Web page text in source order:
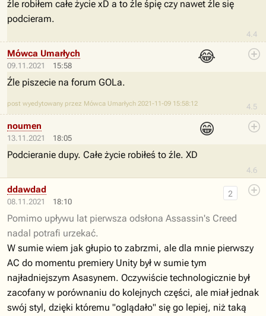
4.4
źle robiłem całe życie xD a to źle śpię czy nawet źle się
podcieram.
09.11.2021 15:58
😂
4.5
Mówca Umarłych
Źle piszecie na forum GOLa.
post wyedytowany przez Mówca Umarłych 2021-11-09 15:58:12
13.11.2021 18:05
😁
4.6
noumen
Podcieranie dupy. Całe życie robiłeś to źle. XD
08.11.2021 18:10
2
ddawdad
Pomimo upływu lat pierwsza odsłona Assassin's Creed
nadal potrafi urzekać.
W sumie wiem jak głupio to zabrzmi, ale dla mnie pierwszy
AC do momentu premiery Unity był w sumie tym
najładniejszym Asasynem. Oczywiście technologicznie był
zacofany w porównaniu do kolejnych części, ale miał jednak
swój styl, dzięki któremu "oglądało" się go lepiej, niż taką